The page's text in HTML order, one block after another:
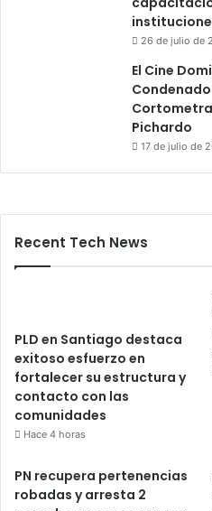
26 de julio de
El Cine
Condenado
Pichardo
17 de julio de
Recent Tech News
PLD en Santiago destaca
exitoso esfuerzo en
fortalecer su estructura y
contacto con las
comunidades
Hace 4 horas
PN recupera pertenencias
robadas y arresta 2